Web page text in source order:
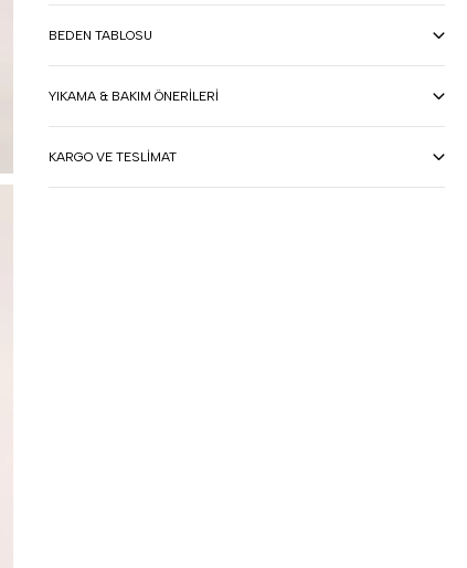
BEDEN TABLOSU
YIKAMA & BAKIM ÖNERILERI
KARGO VE TESLIMAT